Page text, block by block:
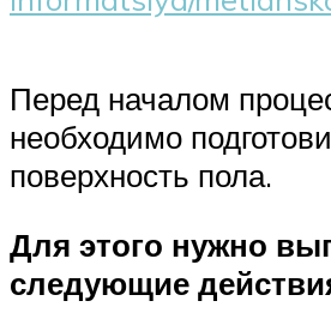
Перед началом
необходимо
поверхность пола.
Для этого нужно
следующие